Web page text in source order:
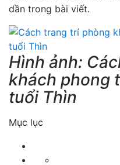
dần trong bài viết.
Hình ảnh:
khách phong
tuổi Thìn
Mục lục